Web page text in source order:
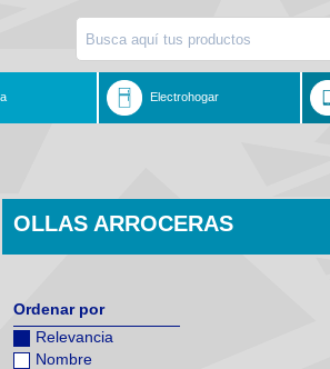
Electrohogar
OLLAS ARROCERAS
Ordenar por
Relevancia
Nombre